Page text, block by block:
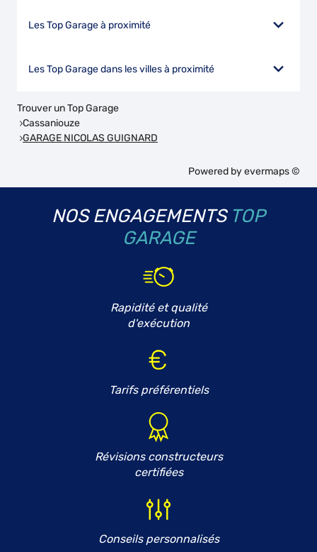
Les Top Garage à proximité
Les Top Garage dans les villes à proximité
Trouver un Top Garage
Cassaniouze
GARAGE NICOLAS GUIGNARD
Powered byevermaps ©
NOS ENGAGEMENTS TOP
GARAGE
Rapidité et qualité
d'exécution
Tarifs préférentiels
Révisions constructeurs
certifiées
Conseils personnalisés